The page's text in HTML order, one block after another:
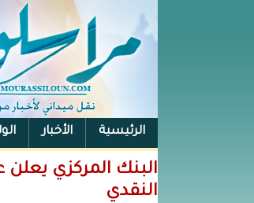
الرئيسية الأخبار
الفيس بوك
النقدي